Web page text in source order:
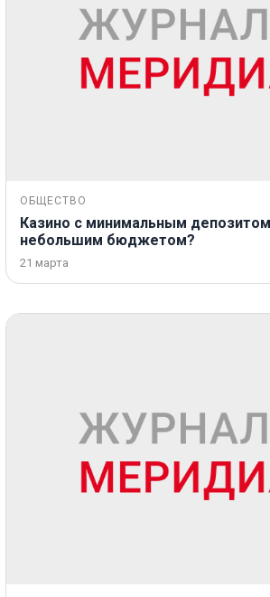
ОБЩЕСТВО
Казино с минимальным
небольшим бюджетом?
21 марта